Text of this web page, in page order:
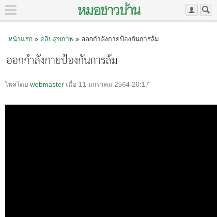
หน้าแรก» คลิปสุขภาพ» ออกกำลังกายป้องกันการล้ม
ออกกำลังกายป้องกันการล้ม
โพสโดย webmaster เมื่อ 11 มกราคม 2564 20:17